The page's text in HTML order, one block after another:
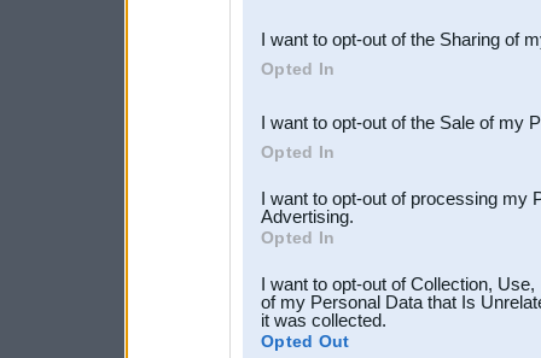
Downstream Participants
third parties.
I want to opt-out of the Sharing of
Opted In
I want to opt-out of the Sale of my
Opted In
I want to opt-out of processing my
Advertising.
Opted In
I want to opt-out of Collection,
of my Personal Data that Is
it was collected.
Opted Out